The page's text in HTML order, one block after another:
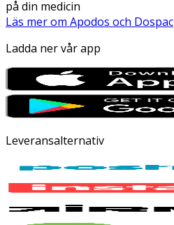
på din medicin
Läs mer om Apodos och Dospac
Ladda ner vår app
Leveransalternativ